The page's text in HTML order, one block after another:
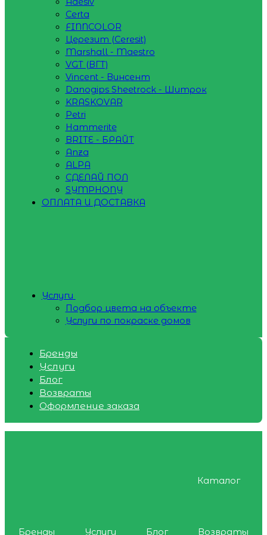
Certa
FINNCOLOR
Церезит (Ceresit)
Marshall - Maestro
VGT (ВГТ)
Vincent - Винсент
Danogips Sheetrock - Шитрок
KRASKOVAR
Petri
Hammerite
BRITE - БРАЙТ
Anza
ALPA
СДЕЛАЙ ПОЛ
SYMPHONY
ОПЛАТА И ДОСТАВКА
Услуги
Подбор цвета на объекте
Услуги по покраске домов
Бренды
Услуги
Блог
Возвраты
Оформление заказа
Каталог
Бренды Услуги Блог
Возвраты